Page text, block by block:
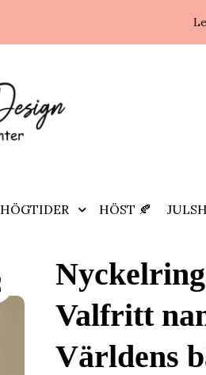
HÖGTIDER HÖST 🍂
Valfritt
Världens